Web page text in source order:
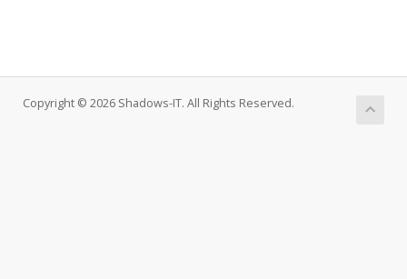
Copyright © 2026 Shadows-IT. All Rights Reserved.